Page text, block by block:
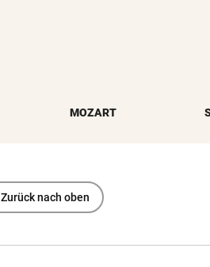
MOZART
Zurück nach oben